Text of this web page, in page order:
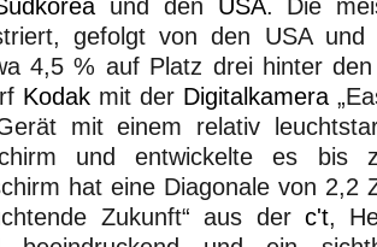
und den USA. Die
gefolgt von den USA und
4,5 % auf Platz drei hinter
Kodak mit der Digitalkamera
mit einem relativ
und entwickelte es bis
hat eine Diagonale von 2,2
Zukunft“ aus der c't,